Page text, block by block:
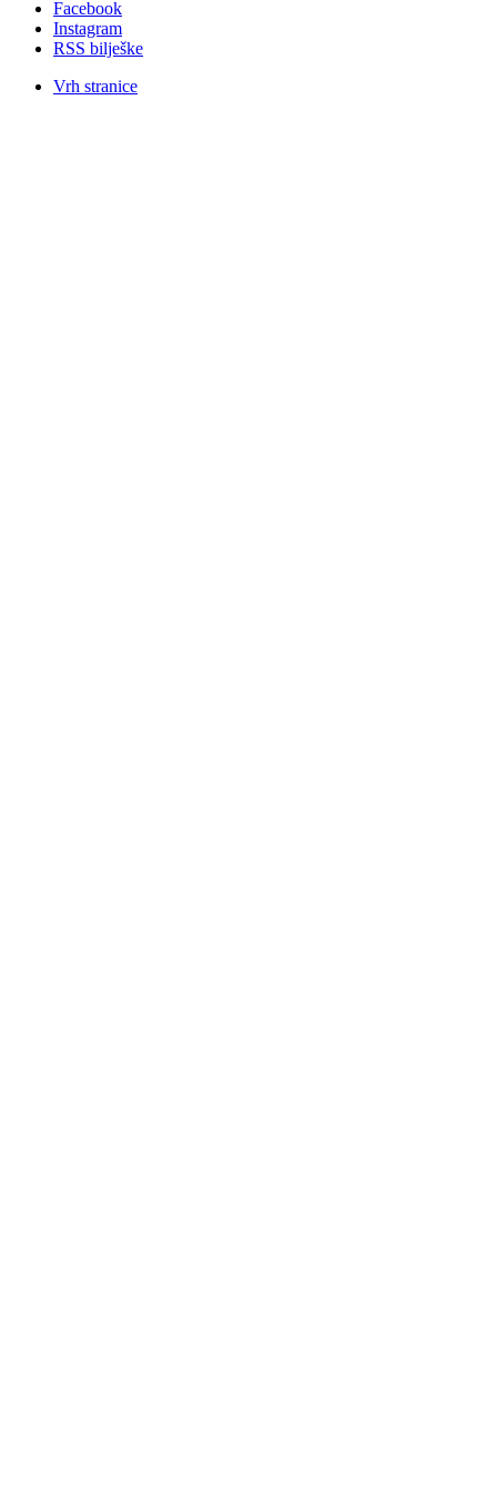
Facebook
Instagram
RSS bilješke
Vrh stranice